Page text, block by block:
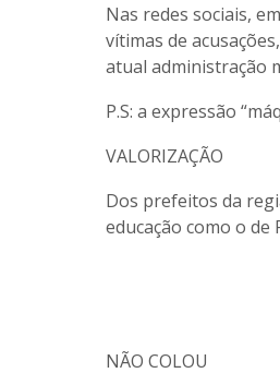
Nas redes sociais,
vítimas de
atual administração
P.S: a expressão
VALORIZAÇÃO
Dos prefeitos da
educação como o
NÃO COLOU